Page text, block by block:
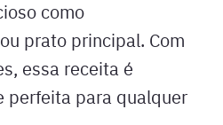
como
prato principal. Com
essa receita é
perfeita para qualquer